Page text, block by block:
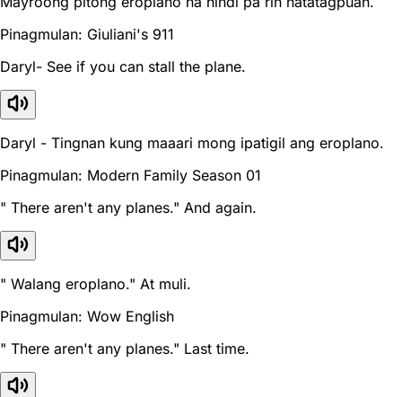
Pinagmulan: Giuliani's 911
Daryl- See if you can stall the plane.
Daryl - Tingnan kung maaari mong ipatigil ang eroplano.
Pinagmulan: Modern Family Season 01
" There aren't any planes." And again.
" Walang eroplano." At muli.
Pinagmulan: Wow English
" There aren't any planes." Last time.